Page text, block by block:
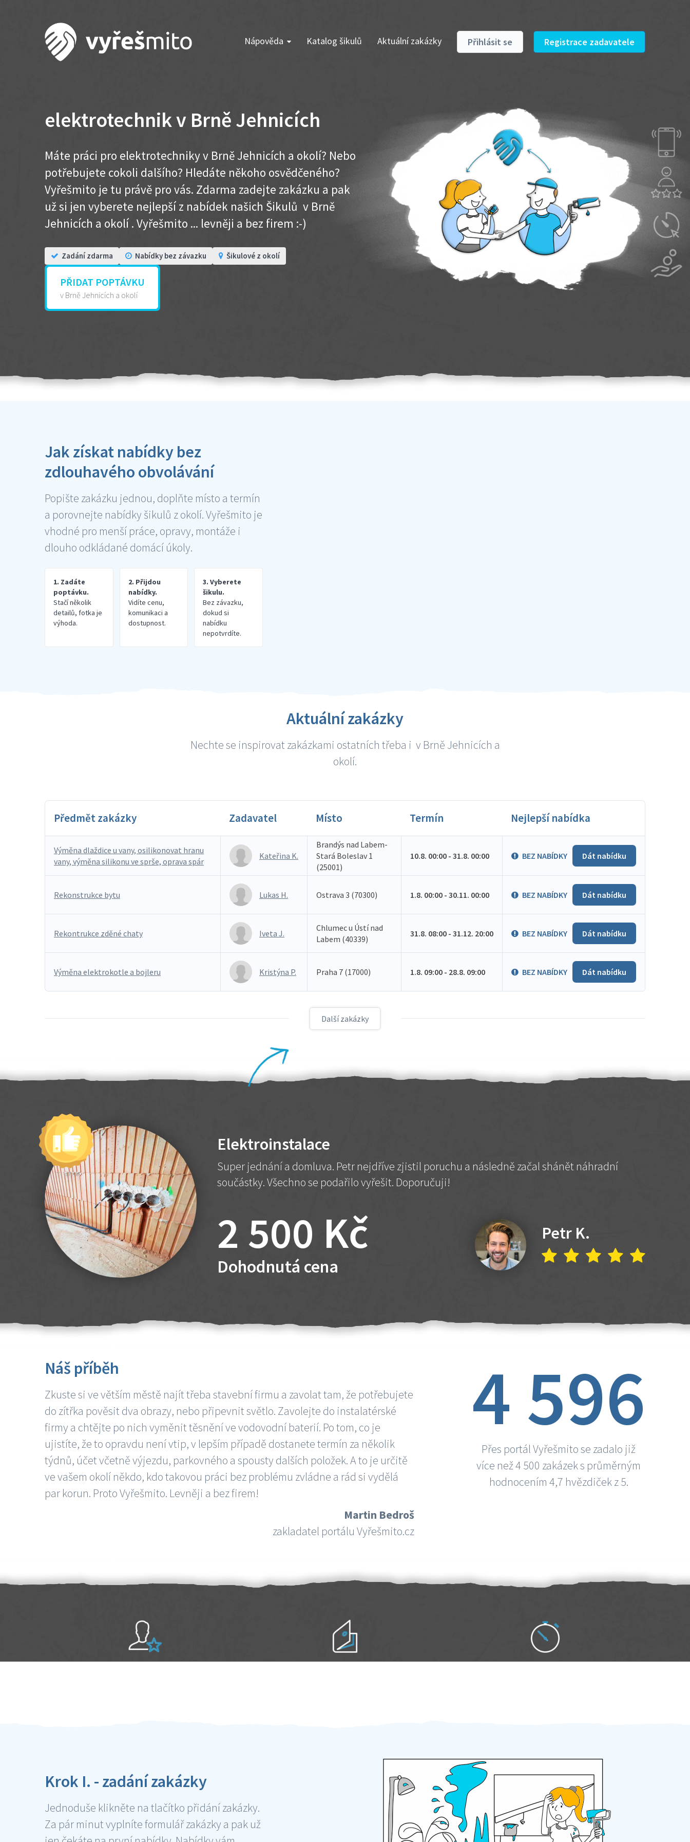
Nápověda Katalog šikulů Aktuální zakázky Přihlásit se Registrace zadavatele
elektrotechnik v Brně Jehnicích
Máte práci pro elektrotechniky v Brně Jehnicích a okolí? Nebo
potřebujete cokoli dalšího? Hledáte někoho osvědčeného?
Vyřešmito je tu právě pro vás. Zdarma zadejte zakázku a pak
už si jen vyberete nejlepší z nabídek našich Šikulů v Brně
Jehnicích a okolí . Vyřešmito ... levněji a bez firem :-)
Zadání zdarma Nabídky bez závazku Šikulové z okolí
PŘIDAT POPTÁVKU
v Brně Jehnicích a okolí
Jak získat nabídky bez
zdlouhavého obvolávání
Popište zakázku jednou, doplňte místo a termín
a porovnejte nabídky šikulů z okolí. Vyřešmito je
vhodné pro menší práce, opravy, montáže i
dlouho odkládané domácí úkoly.
1. Zadáte
poptávku.
Stačí několik
detailů, fotka je
výhoda.
2. Přijdou
nabídky.
Vidíte cenu,
komunikaci a
dostupnost.
3. Vyberete
šikulu.
Bez závazku,
dokud si
nabídku
nepotvrdíte.
Aktuální zakázky
Nechte se inspirovat zakázkami ostatních třeba i v Brně Jehnicích a
okolí.
Předmět zakázky Zadavatel Místo Termín Nejlepší nabídka
Výměna dlaždice u vany, osilikonovat hranu
vany, výměna silikonu ve sprše, oprava spár
Kateřina K.
Brandýs nad Labem-
Stará Boleslav 1
(25001)
10.8. 00:00 - 31.8. 00:00 BEZ NABÍDKY Dát nabídku
Rekonstrukce bytu Lukas H. Ostrava 3 (70300) 1.8. 00:00 - 30.11. 00:00 BEZ NABÍDKY Dát nabídku
Rekontrukce zděné chaty Iveta J.
Chlumec u Ústí nad
Labem (40339)
31.8. 08:00 - 31.12. 20:00 BEZ NABÍDKY Dát nabídku
Výměna elektrokotle a bojleru Kristýna P. Praha 7 (17000) 1.8. 09:00 - 28.8. 09:00 BEZ NABÍDKY Dát nabídku
Další zakázky
Elektroinstalace
Super jednání a domluva. Petr nejdříve zjistil poruchu a následně začal shánět náhradní
součástky. Všechno se podařilo vyřešit. Doporučuji!
2 500 Kč
Dohodnutá cena
Petr K.
Náš příběh
Zkuste si ve větším městě najít třeba stavební firmu a zavolat tam, že potřebujete
do zítřka pověsit dva obrazy, nebo připevnit světlo. Zavolejte do instalatérské
firmy a chtějte po nich vyměnit těsnění ve vodovodní baterií. Po tom, co je
ujistíte, že to opravdu není vtip, v lepším případě dostanete termín za několik
týdnů, účet včetně výjezdu, parkovného a spousty dalších položek. A to je určitě
ve vašem okolí někdo, kdo takovou práci bez problému zvládne a rád si vydělá
par korun. Proto Vyřešmito. Levněji a bez firem!
Martin Bedroš
zakladatel portálu Vyřešmito.cz
4 596
Přes portál Vyřešmito se zadalo již
více než 4 500 zakázek s průměrným
hodnocením 4,7 hvězdiček z 5.
Krok I. - zadání zakázky
Jednoduše klikněte na tlačítko přidání zakázky.
Za pár minut vyplníte formulář zakázky a pak už